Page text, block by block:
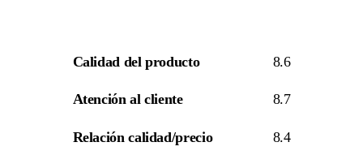
Calidad del producto 8.6
Atención al cliente 8.7
Relación calidad/precio 8.4